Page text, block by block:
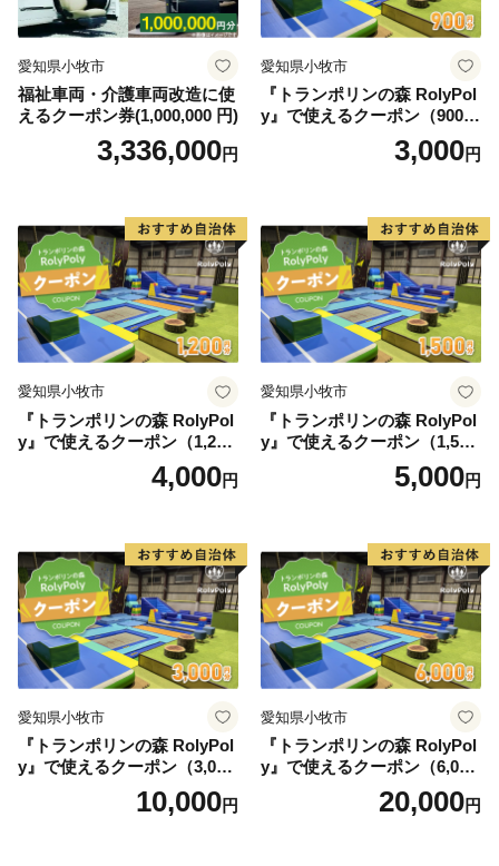
愛知県小牧市
福祉車両・介護車両改造に使
えるクーポン券(1,000,000 円)
3,336,000円
愛知県小牧市
『トランポリンの森 RolyPol
y』で使えるクーポン（900
3,000円
愛知県小牧市
『トランポリンの森 RolyPol
y』で使えるクーポン（1,200
4,000円
愛知県小牧市
『トランポリンの森 RolyPol
y』で使えるクーポン（1,500
5,000円
愛知県小牧市
『トランポリンの森 RolyPol
y』で使えるクーポン（3,000
10,000円
愛知県小牧市
『トランポリンの森 RolyPol
y』で使えるクーポン（6,000
20,000円